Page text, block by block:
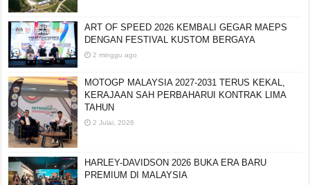
ART OF SPEED 2026 KEMBALI GEGAR MAEPS
DENGAN FESTIVAL KUSTOM BERGAYA
2 minggu ago
MOTOGP MALAYSIA 2027-2031 TERUS KEKAL,
KERAJAAN SAH PERBAHARUI KONTRAK LIMA
TAHUN
2 Julai, 2026
HARLEY-DAVIDSON 2026 BUKA ERA BARU
PREMIUM DI MALAYSIA